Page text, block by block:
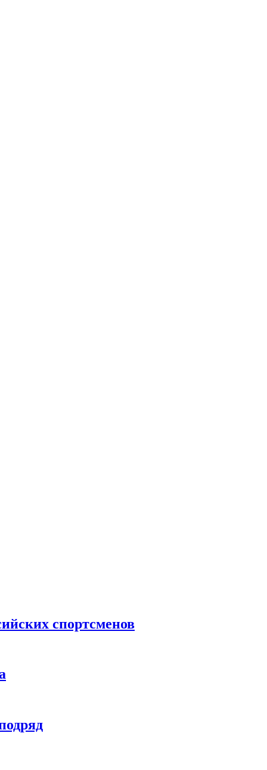
спортсменов